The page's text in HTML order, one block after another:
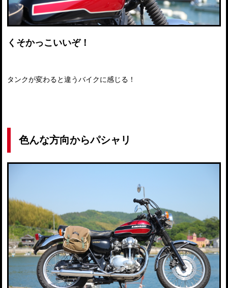
くそかっこいいぞ！
タンクが変わると違うバイクに感じる！
色んな方向からパシャリ